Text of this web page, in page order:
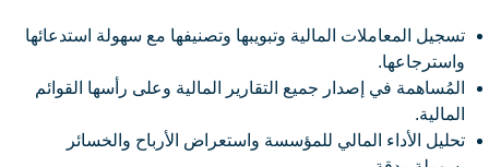
تسجيل المعاملات المالية وتبويبها وتصنيفها مع سهولة استدعائها
واسترجاعها.
المُساهمة في إصدار جميع التقارير المالية وعلى رأسها القوائم
المالية.
تحليل الأداء المالي للمؤسسة واستعراض الأرباح والخسائر